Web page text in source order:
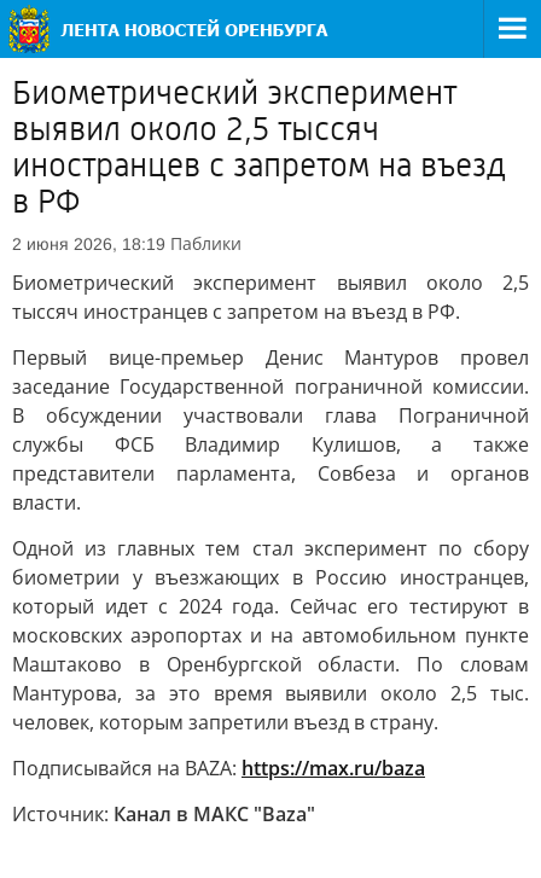
Биометрический эксперимент
выявил около 2,5 тыссяч
иностранцев с запретом на въезд
в РФ
2 июня 2026, 18:19 Паблики
Биометрический эксперимент выявил около 2,5
тыссяч иностранцев с запретом на въезд в РФ.
Первый вице-премьер Денис Мантуров провел
заседание Государственной пограничной комиссии.
В обсуждении участвовали глава Пограничной
службы ФСБ Владимир Кулишов, а также
представители парламента, Совбеза и органов
власти.
Одной из главных тем стал эксперимент по сбору
биометрии у въезжающих в Россию иностранцев,
который идет с 2024 года. Сейчас его тестируют в
московских аэропортах и на автомобильном пункте
Маштаково в Оренбургской области. По словам
Мантурова, за это время выявили около 2,5 тыс.
человек, которым запретили въезд в страну.
Подписывайся на BAZA: https://max.ru/baza
Источник: Канал в МАКС "Baza"